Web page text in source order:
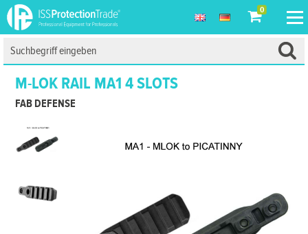
0
M-LOK RAIL MA1 4 SLOTS
FAB DEFENSE